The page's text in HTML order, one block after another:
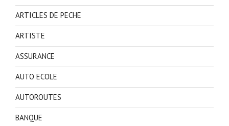
ARTICLES DE PECHE
ARTISTE
ASSURANCE
AUTO ECOLE
AUTOROUTES
BANQUE